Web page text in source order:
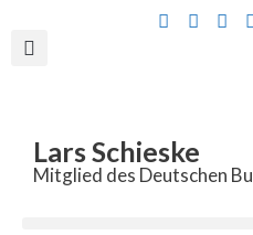
Lars Schieske
Mitglied des Deutschen